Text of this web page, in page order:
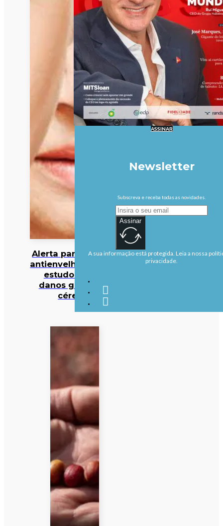
Alerta para cocktail
antienvelhecimento:
estudo deteta
danos graves no
cérebro
ASSINAR
Newsletter
Subscreva e receba todas as novidades.
Assinar
A sua informação está protegida. Leia a nossa
privacidade.